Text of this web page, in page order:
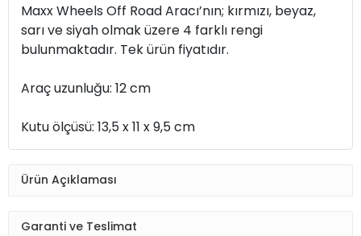
Maxx Wheels Off Road Aracı’nın; kırmızı, beyaz,
sarı ve siyah olmak üzere 4 farklı rengi
bulunmaktadır. Tek ürün fiyatıdır.
Araç uzunluğu: 12 cm
Kutu ölçüsü: 13,5 x 11 x 9,5 cm
Ürün Açıklaması
Garanti ve Teslimat